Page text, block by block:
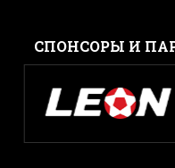
CПОНСОРЫ И